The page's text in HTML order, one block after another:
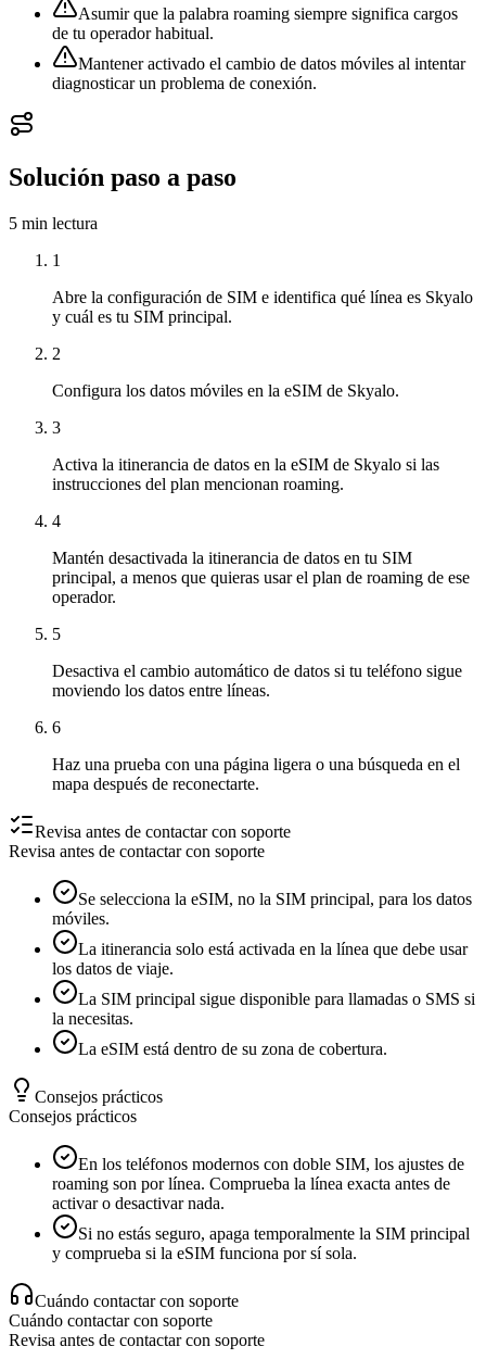
Asumir que la palabra roaming siempre significa cargos
de tu operador habitual.
Mantener activado el cambio de datos móviles al intentar
diagnosticar un problema de conexión.
Solución paso a paso
5 min lectura
1
Abre la configuración de SIM e identifica qué línea es Skyalo
y cuál es tu SIM principal.
2
Configura los datos móviles en la eSIM de Skyalo.
3
Activa la itinerancia de datos en la eSIM de Skyalo si las
instrucciones del plan mencionan roaming.
4
Mantén desactivada la itinerancia de datos en tu SIM
principal, a menos que quieras usar el plan de roaming de ese
operador.
5
Desactiva el cambio automático de datos si tu teléfono sigue
moviendo los datos entre líneas.
6
Haz una prueba con una página ligera o una búsqueda en el
mapa después de reconectarte.
Revisa antes de contactar con soporte
Revisa antes de contactar con soporte
Se selecciona la eSIM, no la SIM principal, para los datos
móviles.
La itinerancia solo está activada en la línea que debe usar
los datos de viaje.
La SIM principal sigue disponible para llamadas o SMS si
la necesitas.
La eSIM está dentro de su zona de cobertura.
Consejos prácticos
Consejos prácticos
En los teléfonos modernos con doble SIM, los ajustes de
roaming son por línea. Comprueba la línea exacta antes de
activar o desactivar nada.
Si no estás seguro, apaga temporalmente la SIM principal
y comprueba si la eSIM funciona por sí sola.
Cuándo contactar con soporte
Cuándo contactar con soporte
Revisa antes de contactar con soporte